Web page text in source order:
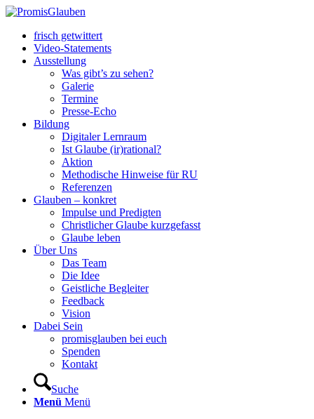
frisch getwittert
Video-Statements
Ausstellung
Was gibt’s zu sehen?
Galerie
Termine
Presse-Echo
Bildung
Digitaler Lernraum
Ist Glaube (ir)rational?
Aktion
Methodische Hinweise für RU
Referenzen
Glauben – konkret
Impulse und Predigten
Christlicher Glaube kurzgefasst
Glaube leben
Über Uns
Das Team
Die Idee
Geistliche Begleiter
Feedback
Vision
Dabei Sein
promisglauben bei euch
Spenden
Kontakt
Suche
Menü Menü